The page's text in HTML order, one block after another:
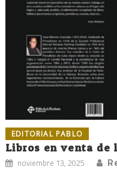
EDITORIAL PABLO
Libros en venta de
noviembre 13, 2025